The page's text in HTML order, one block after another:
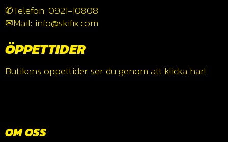
✆Telefon: 0921-10808
✉Mail: info@skifix.com
ÖPPETTIDER
Butikens öppettider ser du genom att klicka här!
OM OSS